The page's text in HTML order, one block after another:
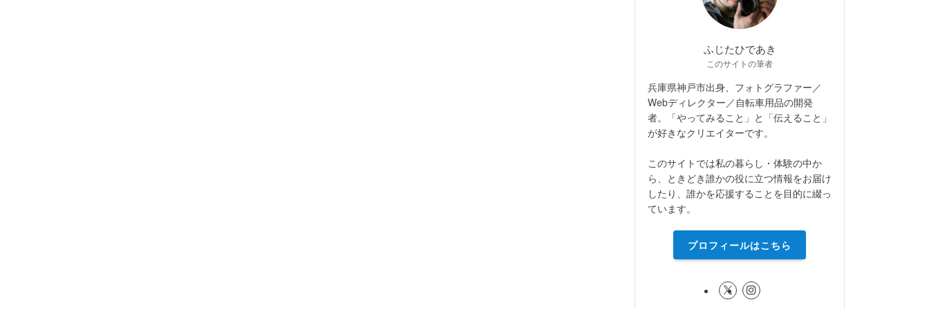
ふじたひであき
このサイトの筆者
兵庫県神戸市出身、フォトグラファー／
Webディレクター／自転車用品の開発
者。「やってみること」と「伝えること」
が好きなクリエイターです。
このサイトでは私の暮らし・体験の中か
ら、ときどき誰かの役に立つ情報をお届け
したり、誰かを応援することを目的に綴っ
ています。
プロフィールはこちら